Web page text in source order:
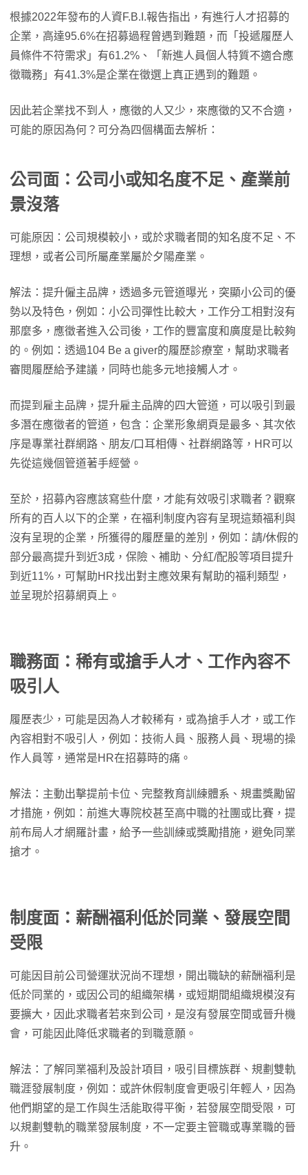
根據2022年發布的人資F.B.I.報告指出，有進行人才招募的
企業，高達95.6%在招募過程曾遇到難題，而「投遞履歷人
員條件不符需求」有61.2%、「新進人員個人特質不適合應
徵職務」有41.3%是企業在徵選上真正遇到的難題。
因此若企業找不到人，應徵的人又少，來應徵的又不合適，
可能的原因為何？可分為四個構面去解析：
公司面：公司小或知名度不足、產業前
景沒落
可能原因：公司規模較小，或於求職者間的知名度不足、不
理想，或者公司所屬產業屬於夕陽產業。
解法：提升僱主品牌，透過多元管道曝光，突顯小公司的優
勢以及特色，例如：小公司彈性比較大，工作分工相對沒有
那麼多，應徵者進入公司後，工作的豐富度和廣度是比較夠
的。例如：透過104 Be a giver的履歷診療室，幫助求職者
審閱履歷給予建議，同時也能多元地接觸人才。
而提到雇主品牌，提升雇主品牌的四大管道，可以吸引到最
多潛在應徵者的管道，包含：企業形象網頁是最多、其次依
序是專業社群網路、朋友/口耳相傳、社群網路等，HR可以
先從這幾個管道著手經營。
至於，招募內容應該寫些什麼，才能有效吸引求職者？觀察
所有的百人以下的企業，在福利制度內容有呈現這類福利與
沒有呈現的企業，所獲得的履歷量的差別，例如：請/休假的
部分最高提升到近3成，保險、補助、分紅/配股等項目提升
到近11%，可幫助HR找出對主應效果有幫助的福利類型，
並呈現於招募網頁上。
職務面：稀有或搶手人才、工作內容不
吸引人
履歷表少，可能是因為人才較稀有，或為搶手人才，或工作
內容相對不吸引人，例如：技術人員、服務人員、現場的操
作人員等，通常是HR在招募時的痛。
解法：主動出擊提前卡位、完整教育訓練體系、規畫獎勵留
才措施，例如：前進大專院校甚至高中職的社團或比賽，提
前布局人才網羅計畫，給予一些訓練或獎勵措施，避免同業
搶才。
制度面：薪酬福利低於同業、發展空間
受限
可能因目前公司營運狀況尚不理想，開出職缺的薪酬福利是
低於同業的，或因公司的組織架構，或短期間組織規模沒有
要擴大，因此求職者若來到公司，是沒有發展空間或晉升機
會，可能因此降低求職者的到職意願。
解法：了解同業福利及設計項目，吸引目標族群、規劃雙軌
職涯發展制度，例如：或許休假制度會更吸引年輕人，因為
他們期望的是工作與生活能取得平衡，若發展空間受限，可
以規劃雙軌的職業發展制度，不一定要主管職或專業職的晉
升。